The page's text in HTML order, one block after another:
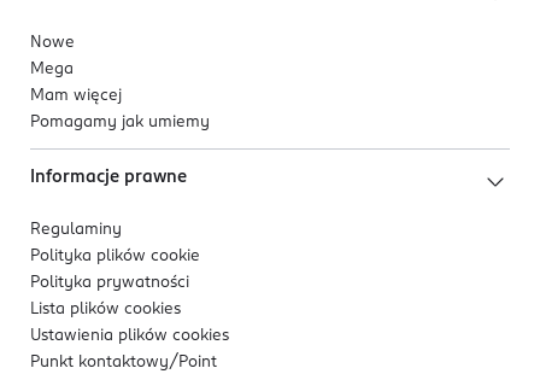
Nowe
Mega
Mam więcej
Pomagamy jak umiemy
Informacje prawne
Regulaminy
Polityka plików cookie
Polityka prywatności
Lista plików cookies
Ustawienia plików cookies
Punkt kontaktowy/ Point